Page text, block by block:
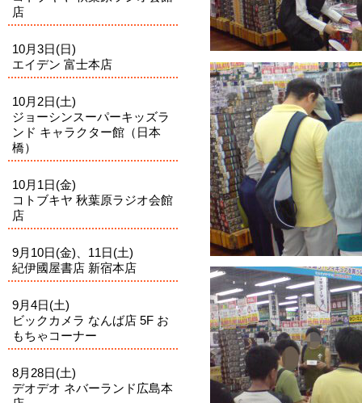
店
10月3日(日)
エイデン 富士本店
10月2日(土)
ジョーシンスーパーキッズラ
ンド キャラクター館（日本
橋）
10月1日(金)
コトブキヤ 秋葉原ラジオ会館
店
9月10日(金)、11日(土)
紀伊國屋書店 新宿本店
9月4日(土)
ビックカメラ なんば店 5F お
もちゃコーナー
8月28日(土)
デオデオ ネバーランド広島本